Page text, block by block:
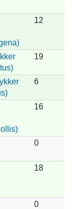
12
19
6
16
0
18
0